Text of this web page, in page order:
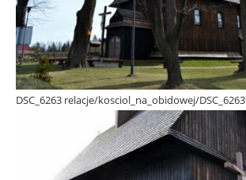
DSC_6263 relacje/kosciol_na_obidowej/DSC_6263